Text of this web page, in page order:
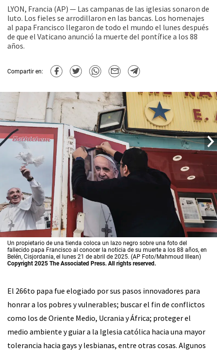
LYON, Francia (AP) — Las campanas de las iglesias sonaron de
luto. Los fieles se arrodillaron en las bancas. Los homenajes
al papa Francisco llegaron de todo el mundo el lunes después
de que el Vaticano anunció la muerte del pontífice a los 88
años.
Compartir en:
Un propietario de una tienda coloca un lazo negro sobre una foto del
fallecido papa Francisco al conocer la noticia de su muerte a los 88 años, en
Belén, Cisjordania, el lunes 21 de abril de 2025. (AP Foto/Mahmoud Illean)
Copyright 2025 The Associated Press. All rights reserved.
El 266to papa fue elogiado por sus pasos innovadores para
honrar a los pobres y vulnerables; buscar el fin de conflictos
como los de Oriente Medio, Ucrania y África; proteger el
medio ambiente y guiar a la Iglesia católica hacia una mayor
tolerancia hacia gays y lesbianas, entre otras cosas. Algunos